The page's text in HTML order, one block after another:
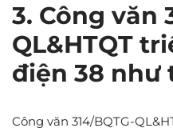
3. Công văn
QL&HTQT
điện 38 như
Công văn 314/BQTG-